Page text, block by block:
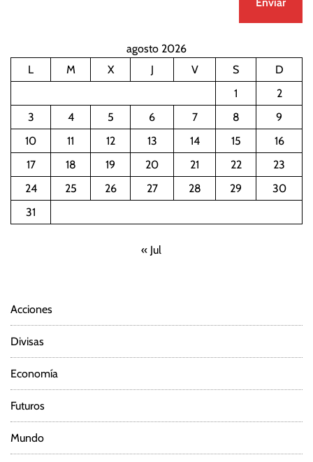
agosto 2026
L
M X J V S
D
1
2
3
4 5 6 7 8
9
10
11 12 13 14 15
16
17
18 19 20 21 22
23
24
25 26 27 28 29
30
31
« Jul
Acciones
Divisas
Economía
Futuros
Mundo